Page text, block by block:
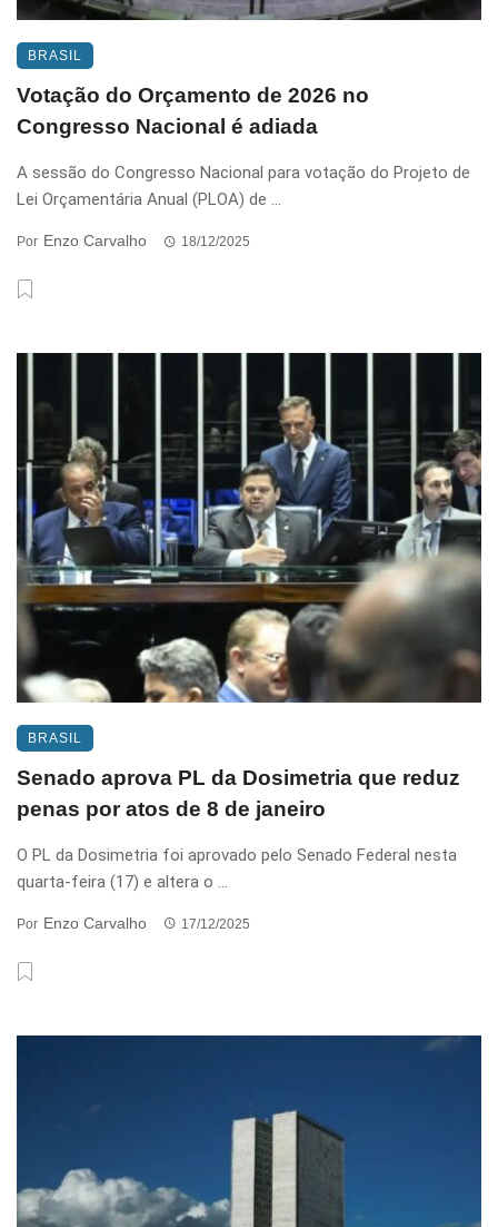
BRASIL
Votação do Orçamento de 2026 no
Congresso Nacional é adiada
A sessão do Congresso Nacional para votação do Projeto de
Lei Orçamentária Anual (PLOA) de ...
Por Enzo Carvalho 18/12/2025
BRASIL
Senado aprova PL da Dosimetria que reduz
penas por atos de 8 de janeiro
O PL da Dosimetria foi aprovado pelo Senado Federal nesta
quarta-feira (17) e altera o ...
Por Enzo Carvalho 17/12/2025